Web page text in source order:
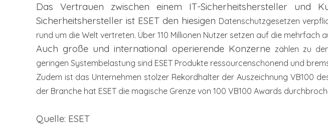
Das Vertrauen zwischen einem IT-Sicherheitshersteller und
Sicherheitshersteller ist ESET den hiesigen Datenschutzgesetzen
rund um die Welt vertreten. Über 110 Millionen Nutzer setzen auf die mehrfach
Auch große und international operierende Konzerne zählen zu
geringen Systembelastung sind ESET Produkte ressourcenschonend und
Zudem ist das Unternehmen stolzer Rekordhalter der Auszeichnung VB100
der Branche hat ESET die magische Grenze von 100 VB100 Awards
Quelle: ESET